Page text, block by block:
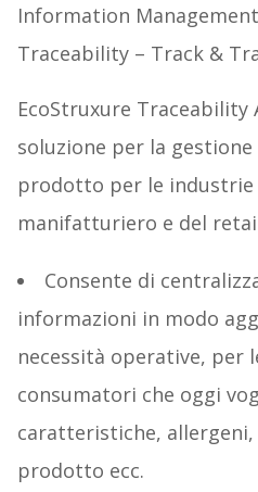
Information
Traceability – Track &
EcoStruxure Traceability
soluzione per la
prodotto per le industrie
manifatturiero e del
Consente di
informazioni in modo
necessità operative, per
consumatori che oggi
caratteristiche,
prodotto ecc.